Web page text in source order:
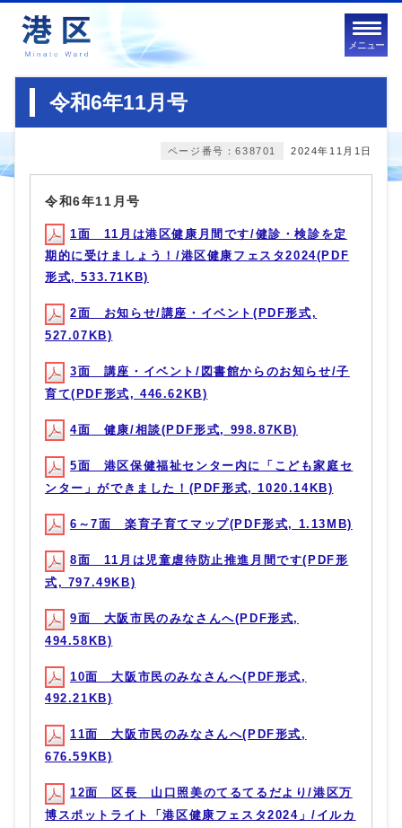
メニュー
令和6年11月号
2024年11月1日
ページ番号：638701
令和6年11月号
1面 11月は港区健康月間です/健診・検診を定
期的に受けましょう！/港区健康フェスタ2024(PDF
形式, 533.71KB)
2面 お知らせ/講座・イベント(PDF形式,
527.07KB)
3面 講座・イベント/図書館からのお知らせ/子
育て(PDF形式, 446.62KB)
4面 健康/相談(PDF形式, 998.87KB)
5面 港区保健福祉センター内に「こども家庭セ
ンター」ができました！(PDF形式, 1020.14KB)
6～7面 楽育子育てマップ(PDF形式, 1.13MB)
8面 11月は児童虐待防止推進月間です(PDF形
式, 797.49KB)
9面 大阪市民のみなさんへ(PDF形式,
494.58KB)
10面 大阪市民のみなさんへ(PDF形式,
492.21KB)
11面 大阪市民のみなさんへ(PDF形式,
676.59KB)
12面 区長 山口照美のてるてるだより/港区万
博スポットライト「港区健康フェスタ2024」/イルカ